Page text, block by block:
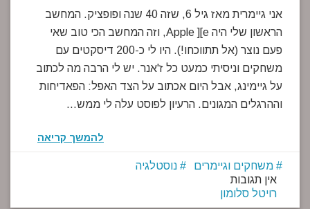
אני גיימרית מאז גיל 6, שזה 40 שנה ופופציק. המחשב
הראשון שלי היה Apple ][e, וזה המחשב הכי טוב שאי
פעם נוצר (אל תתווכחו!). היו לי כ-200 דיסקטים עם
משחקים וניסיתי כמעט כל ז'אנר. יש לי הרבה מה לכתוב
על גיימינג, אבל היום אכתוב על הצד האפל: הפאדיחות
וההרגלים המגונים. הרעיון לפוסט עלה לי ממש…
להמשך קריאה
משחקים וגיימרים
נוסטלגיה
אין תגובות
רויטל סלומון